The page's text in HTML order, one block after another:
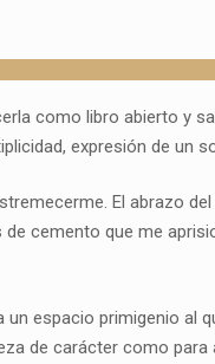
como libro abierto y
expresión de un
El abrazo
cemento que me
espacio primigenio al
de carácter como